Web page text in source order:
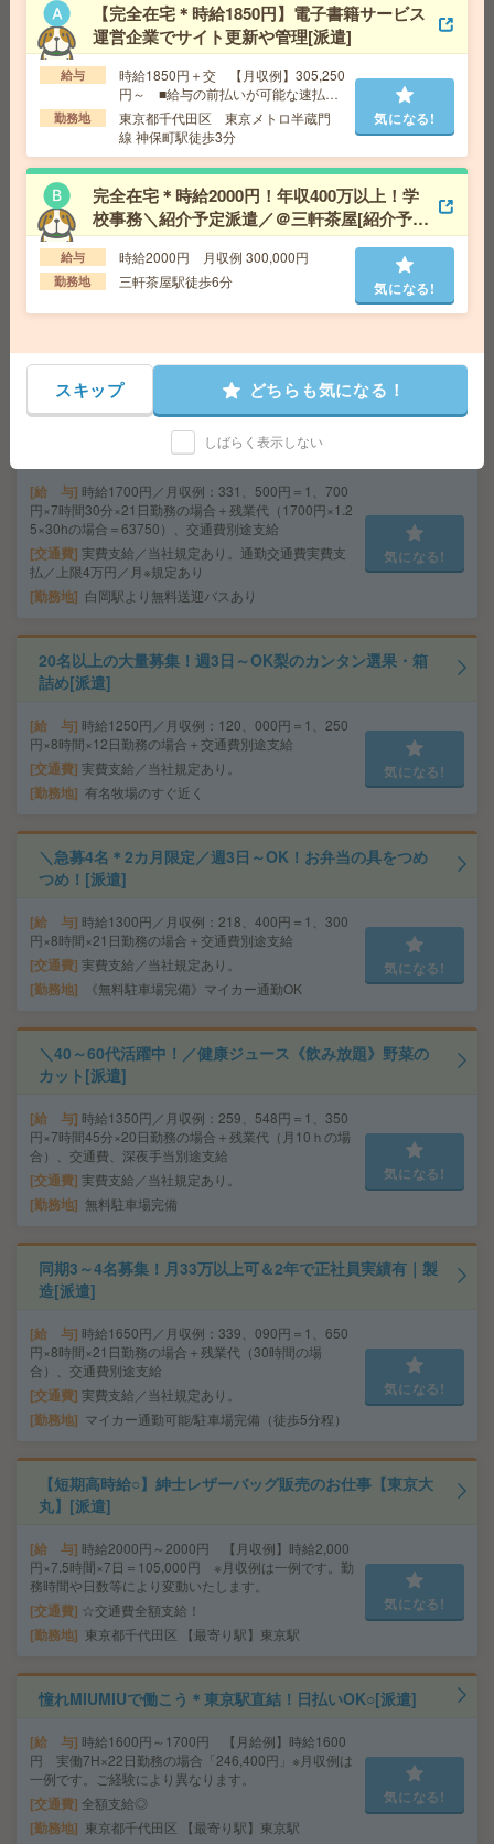
完全在宅＊時給1900円！週4日＆10-15時半勤務！人材サ
ービス企業で営業事務[派遣]
時給1900円～2100円＋交 ■給与の前払いが
可能な速払いサービスあり
交通費支給あり
勤務地 東京都千代田区 東京メトロ有楽町線 麹町駅
徒歩1分、東京メトロ半蔵門線 半蔵門駅徒歩5分
気になる!
座り仕事！給与即払いOK！高時給！卓球ラケットの製造
[派遣]
給 与 時給1600円
勤務地 新所沢駅～バス15分 ※送迎有り
気になる!
【未経験OK】短期月収例：33万円！カンタン作業でがっ
給 与 時給1700円／月収例：331、500円＝1、700
円×7時間30分×21日勤務の場合＋残業代（1700円×1.2
5×30hの場合＝63750）、交通費別途支給
交通費 実費支給／当社規定あり。通勤交通費実費支
払／上限4万円／月※規定あり
勤務地 白岡駅より無料送迎バスあり
気になる!
20名以上の大量募集！週3日～OK梨のカンタン選果・箱
詰め[派遣]
給 与 時給1250円／月収例：120、000円＝1、250
円×8時間×12日勤務の場合＋交通費別途支給
交通費 実費支給／当社規定あり。
勤務地 有名牧場のすぐ近く
気になる!
＼急募4名＊2カ月限定／週3日～OK！お弁当の具をつめ
つめ！[派遣]
給 与 時給1300円／月収例：218、400円＝1、300
円×8時間×21日勤務の場合＋交通費別途支給
交通費 実費支給／当社規定あり。
勤務地 《無料駐車場完備》マイカー通勤OK
気になる!
＼40～60代活躍中！／健康ジュース《飲み放題》野菜の
カット[派遣]
給 与 時給1350円／月収例：259、548円＝1、350
円×7時間45分×20日勤務の場合＋残業代（月10ｈの場
合）、交通費、深夜手当別途支給
交通費 実費支給／当社規定あり。
勤務地 無料駐車場完備
気になる!
同期3～4名募集！月33万以上可＆2年で正社員実績有｜製
造[派遣]
給 与 時給1650円／月収例：339、090円＝1、650
円×8時間×21日勤務の場合＋残業代（30時間の場
合）、交通費別途支給
交通費 実費支給／当社規定あり。
勤務地 マイカー通勤可能/駐車場完備（徒歩5分程）
気になる!
【短期高時給○】紳士レザーバッグ販売のお仕事【東京大
丸】[派遣]
給 与 時給2000円～2000円 【月収例】時給2,000
円×7.5時間×7日＝105,000円 ※月収例は一例です。勤
務時間や日数等により変動いたします。
交通費 ☆交通費全額支給！
勤務地 東京都千代田区 【最寄り駅】東京駅
気になる!
憧れMIUMIUで働こう＊東京駅直結！日払いOK○[派遣]
給 与 時給1600円～1700円 【月給例】時給1600
円 実働7H×22日勤務の場合「246,400円」※月収例は
一例です。ご経験により異なります。
交通費 全額支給◎
勤務地 東京都千代田区 【最寄り駅】東京駅
気になる!
【完全在宅＊時給1850円】電子書籍サービス
運営企業でサイト更新や管理[派遣]
給与
時給1850円＋交 【月収例】305,250
円～ ■給与の前払いが可能な速払い
サービスあり
勤務地
東京都千代田区 東京メトロ半蔵門
線 神保町駅徒歩3分
気になる!
完全在宅＊時給2000円！年収400万以上！学
校事務＼紹介予定派遣／＠三軒茶屋[紹介予定
派遣]
給与 時給2000円 月収例 300,000円
勤務地 三軒茶屋駅徒歩6分 気になる!
スキップ どちらも気になる！
しばらく表示しない